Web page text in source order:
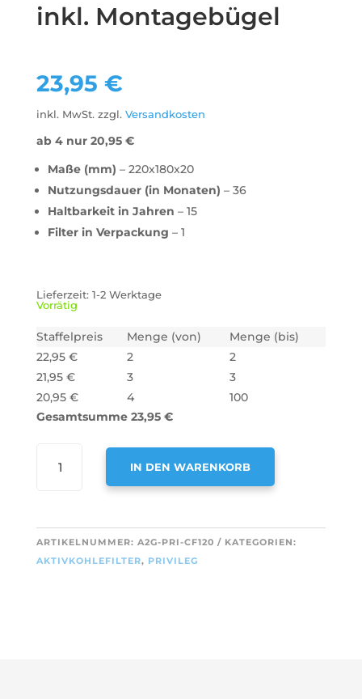
inkl. Montagebügel
23,95 €
inkl. MwSt. zzgl. Versandkosten
ab 4 nur 20,95 €
Maße (mm) – 220x180x20
Nutzungsdauer (in Monaten) – 36
Haltbarkeit in Jahren – 15
Filter in Verpackung – 1
Lieferzeit: 1-2 Werktage
Vorrätig
Staffelpreis Menge (von)
Menge (bis)
22,95 € 2
2
21,95 € 3
3
20,95 € 4
100
Gesamtsumme 23,95 €
AKTIVKOHLEFILTER
FÜR
PRIVILEG
TYPE
IN DEN WARENKORB
T
E
ARTIKELNUMMER: A2G-PRI-CF120
KATEGORIEN:
AKTIVKOHLEFILTER, PRIVILEG